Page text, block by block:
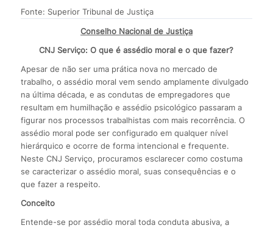
Fonte: Superior Tribunal de Justiça
Conselho Nacional de Justiça
CNJ Serviço: O que é assédio moral e o que fazer?
Apesar de não ser uma prática nova no mercado de
trabalho, o assédio moral vem sendo amplamente divulgado
na última década, e as condutas de empregadores que
resultam em humilhação e assédio psicológico passaram a
figurar nos processos trabalhistas com mais recorrência. O
assédio moral pode ser configurado em qualquer nível
hierárquico e ocorre de forma intencional e frequente.
Neste CNJ Serviço, procuramos esclarecer como costuma
se caracterizar o assédio moral, suas consequências e o
que fazer a respeito.
Conceito
Entende-se por assédio moral toda conduta abusiva, a